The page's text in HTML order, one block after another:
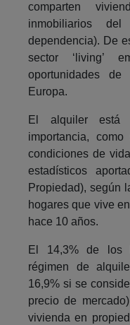
comparten
inmobiliarios
dependencia). De
sector ‘living’
oportunidades
Europa.
El alquiler está
importancia,
condiciones de
estadísticos
Propiedad), según
hogares que vive
hace 10 años.
El 14,3% de los
régimen de
16,9% si se
precio de
vivienda en